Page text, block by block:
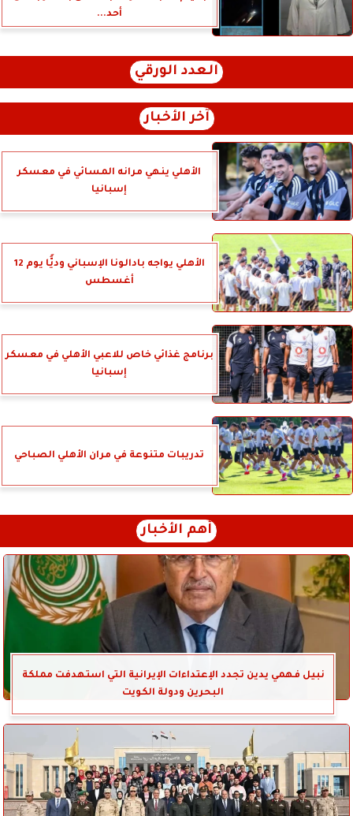
أحد...
العدد الورقي
آخر الأخبار
الأهلي ينهي مرانه المسائي في معسكر
إسبانيا
الأهلي يواجه بادالونا الإسباني وديًّا يوم 12
أغسطس
برنامج غذائي خاص للاعبي الأهلي في معسكر
إسبانيا
تدريبات متنوعة في مران الأهلي الصباحي
أهم الأخبار
نبيل فهمي يدين تجدد الإعتداءات الإيرانية التي استهدفت مملكة
البحرين ودولة الكويت